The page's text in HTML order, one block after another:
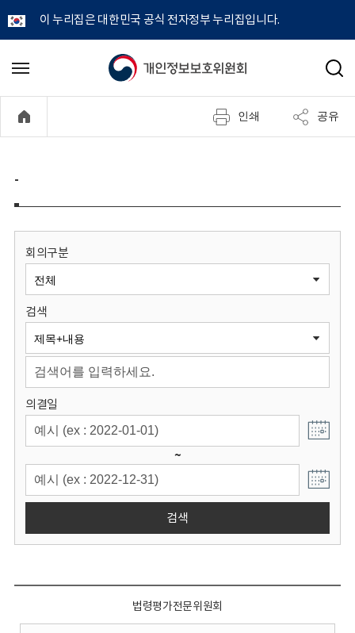
이 누리집은 대한민국 공식 전자정부 누리집입니다.
개
정
보
원
회
메
기
검
인쇄 공유
-
회의구분
검색
의결일
~
검색
법령평가전문위원회